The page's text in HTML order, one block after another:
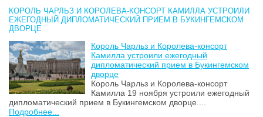
КОРОЛЬ ЧАРЛЬЗ И КОРОЛЕВА-КОНСОРТ КАМИЛЛА УСТРОИЛИ
ЕЖЕГОДНЫЙ ДИПЛОМАТИЧЕСКИЙ ПРИЕМ В БУКИНГЕМСКОМ
ДВОРЦЕ
Король Чарльз и Королева-консорт
Камилла устроили ежегодный
дипломатический прием в Букингемском
дворце
Король Чарльз и Королева-консорт
Камилла 19 ноября устроили ежегодный
дипломатический прием в Букингемском дворце....
Подробнее...